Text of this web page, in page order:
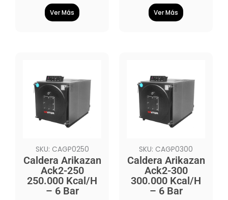
Ver Más Ver Más
SKU: CAGP0250
Caldera Arikazan
Ack2-250
250.000 Kcal/H
– 6 Bar
SKU: CAGP0300
Caldera Arikazan
Ack2-300
300.000 Kcal/H
– 6 Bar